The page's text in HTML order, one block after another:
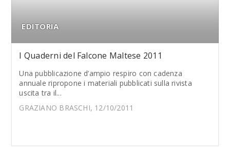
EDITORIA
I Quaderni del Falcone Maltese 2011
Una pubblicazione d’ampio respiro con cadenza
annuale ripropone i materiali pubblicati sulla rivista
uscita tra il...
GRAZIANO BRASCHI, 12/10/2011